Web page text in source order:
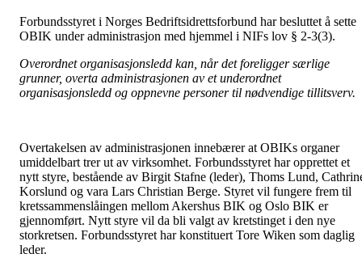
Forbundsstyret i Norges Bedriftsidrettsforbund har besluttet å sette
OBIK under administrasjon med hjemmel i NIFs lov § 2-3(3).
Overordnet organisasjonsledd kan, når det foreligger særlige
grunner, overta administrasjonen av et underordnet
organisasjonsledd og oppnevne personer til nødvendige tillitsverv.
Overtakelsen av administrasjonen innebærer at OBIKs organer
umiddelbart trer ut av virksomhet. Forbundsstyret har opprettet et
nytt styre, bestående av Birgit Stafne (leder), Thoms Lund,
Korslund og vara Lars Christian Berge. Styret vil fungere frem til
kretssammenslåingen mellom Akershus BIK og Oslo BIK er
gjennomført. Nytt styre vil da bli valgt av kretstinget i den nye
storkretsen. Forbundsstyret har konstituert Tore Wiken som daglig
leder.